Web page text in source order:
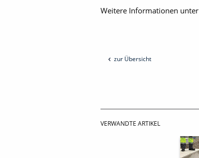
Weitere Informationen unter
zur Übersicht
VERWANDTE ARTIKEL